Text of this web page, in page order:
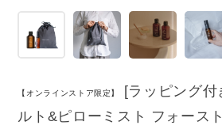
【オンラインストア限定】
[ラッピング
ルト&ピローミスト フォース